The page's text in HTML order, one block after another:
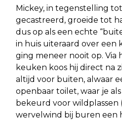
Mickey, in tegenstelling
gecastreerd, groeide tot
dus op als een echte
in huis uiteraard over een
ging meneer nooit op.
keuken koos hij direct na
altijd voor buiten, alwaar
openbaar toilet, waar je
bekeurd voor wildplassen
wervelwind bij buren een